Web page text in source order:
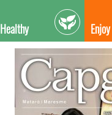
Healthy Enjoy